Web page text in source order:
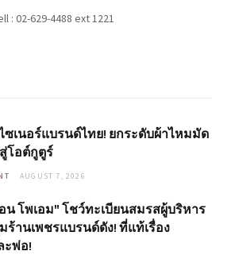
: 02-629-4488 ext 1221
ซเนอร์แบรนด์ไทย! ยกระดับผ้าไหมมัด
โอต์กูตูร์
AUGUST 7, 2026
โพเอม" โชว์ทะเบียนสมรสผู้บริหาร
ร้านเพชรแบรนด์ดัง! ที่แท้เรื่อง
ะพ่อ!